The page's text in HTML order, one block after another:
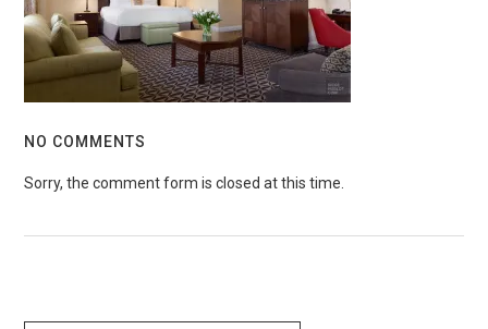
NO COMMENTS
Sorry, the comment form is closed at this time.